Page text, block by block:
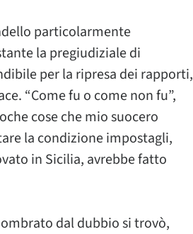
particolarmente
la pregiudiziale di
per la ripresa dei rapporti,
“Come fu o come non fu”,
cose che mio suocero
la condizione impostagli,
in Sicilia, avrebbe fatto
dal dubbio si trovò,